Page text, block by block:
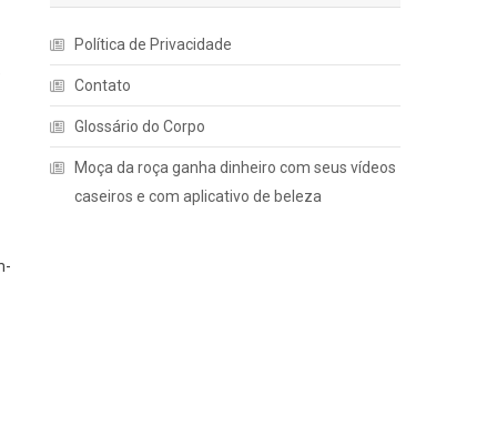
Política de Privacidade
Contato
Glossário do Corpo
Moça da roça ganha dinheiro com seus vídeos
caseiros e com aplicativo de beleza